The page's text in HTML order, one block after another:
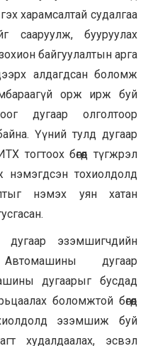
харамсалтай судалгаа
сааруулж, бууруулах
байгуулалтын арга
алдагдсан боломж
орж ирж буй
дугаар олголтоор
Үүний тулд дугаар
тогтоох бөгөөд түгжрэл
нэмэгдсэн тохиолдолд
нэмэх уян хатан
эзэмшигчдийн
Автомашины дугаар
дугаарыг бусдад
боломжтой бөгөөд
эзэмшиж буй
худалдаалах, эсвэл